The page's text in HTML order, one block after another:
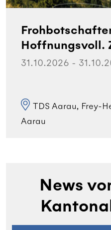
Hoffnungsvoll.
31.10.2026 -
TDS Aarau, Frey-
Aarau
News